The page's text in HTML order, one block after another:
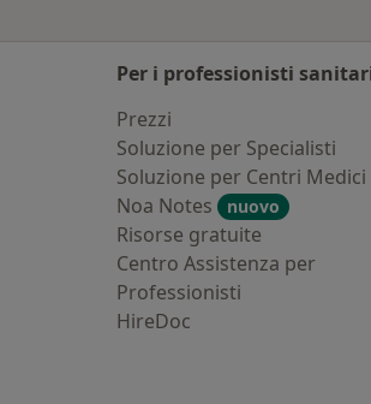
Per i professionisti
Prezzi
Soluzione per Specialisti
Soluzione per Centri Medici
Noa Notes
nuovo
Risorse gratuite
Centro Assistenza per
Professionisti
HireDoc